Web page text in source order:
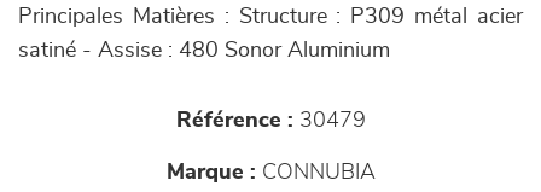
Principales Matières : Structure : P309 métal acier
satiné - Assise : 480 Sonor Aluminium
Référence : 30479
Marque : CONNUBIA